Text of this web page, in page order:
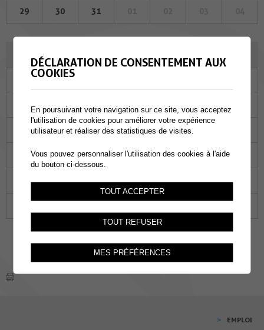
29 30 31
Ma
01 02
06 07 08 09
13 14 15 16 17
20 21 22 23 24
EMPLOI
DÉCLARATION DE CONSENTEMENT AUX
COOKIES
En poursuivant votre navigation sur ce site, vous acceptez
l'utilisation de cookies pour améliorer votre expérience
utilisateur et réaliser des statistiques de visites.
Vous pouvez personnaliser l'utilisation des cookies à l'aide
du bouton ci-dessous.
TOUT ACCEPTER
TOUT REFUSER
MES PRÉFÉRENCES